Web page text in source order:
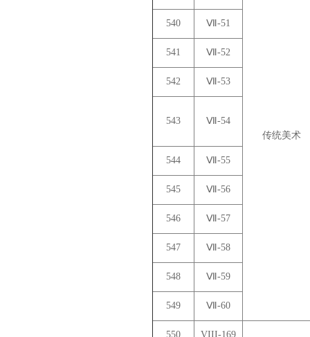
传统美术
540 Ⅶ-51
541 Ⅶ-52
542 Ⅶ-53
543 Ⅶ-54
544 Ⅶ-55
545 Ⅶ-56
546 Ⅶ-57
547 Ⅶ-58
548 Ⅶ-59
549 Ⅶ-60
550 VIII-169